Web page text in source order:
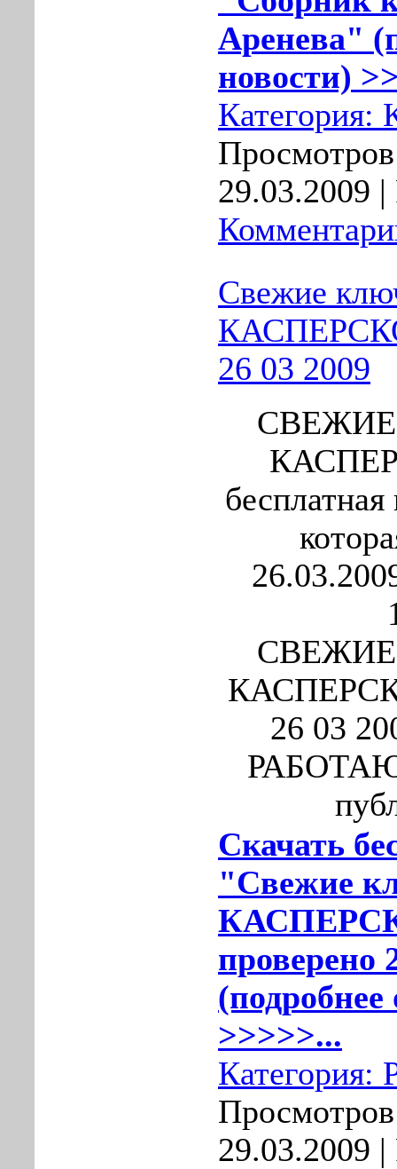
Аренева"
новости)
Категория:
29.03.2009 |
Свежие
26 03 2009
26 03
Скачать
"Свежие
проверено
(подробнее
>>>>>...
Категория:
29.03.2009 |